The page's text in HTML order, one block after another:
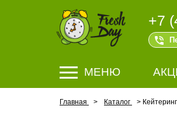
+7
МЕНЮ
Главная Каталог Кейтеринг